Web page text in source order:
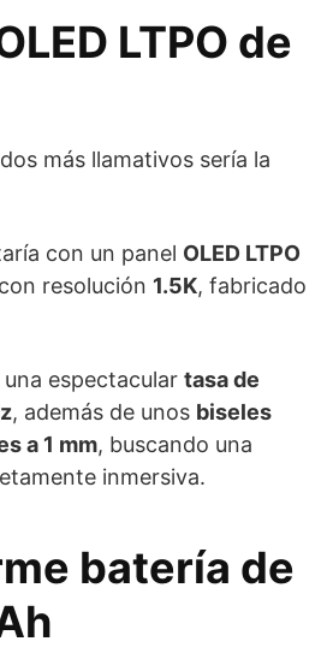
LTPO de
más llamativos sería la
con un panel OLED LTPO
con resolución 1.5K, fabricado
espectacular tasa de
, además de unos biseles
a 1 mm, buscando una
inmersiva.
batería de